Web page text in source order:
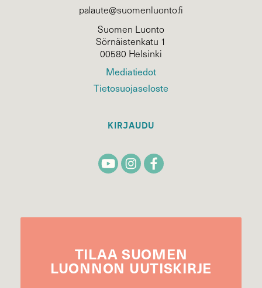
palaute@suomenluonto.fi
Suomen Luonto
Sörnäistenkatu 1
00580 Helsinki
Mediatiedot
Tietosuojaseloste
KIRJAUDU
TILAA SUOMEN
LUONNON UUTIS­KIRJE